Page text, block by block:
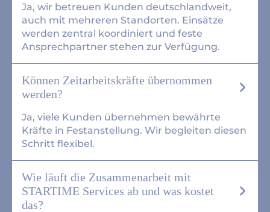
Ja, wir betreuen Kunden deutschlandweit,
auch mit mehreren Standorten. Einsätze
werden zentral koordiniert und feste
Ansprechpartner stehen zur Verfügung.
Können Zeitarbeitskräfte übernommen
werden?
Ja, viele Kunden übernehmen bewährte
Kräfte in Festanstellung. Wir begleiten diesen
Schritt flexibel.
Wie läuft die Zusammenarbeit mit
STARTIME Services ab und was kostet
das?